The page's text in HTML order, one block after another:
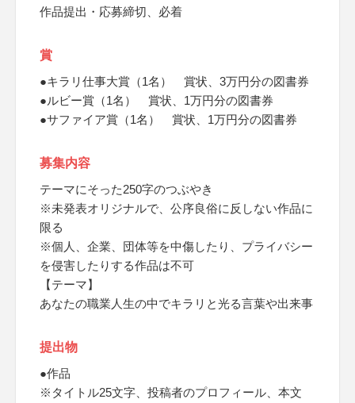
作品提出・応募締切、必着
賞
●キラリ仕事大賞（1名） 賞状、3万円分の図書券
●ルビー賞（1名） 賞状、1万円分の図書券
●サファイア賞（1名） 賞状、1万円分の図書券
募集内容
テーマにそった250字のつぶやき
※未発表オリジナルで、公序良俗に反しない作品に
限る
※個人、企業、団体等を中傷したり、プライバシー
を侵害したりする作品は不可
【テーマ】
あなたの職業人生の中でキラリと光る言葉や出来事
提出物
●作品
※タイトル25文字、投稿者のプロフィール、本文